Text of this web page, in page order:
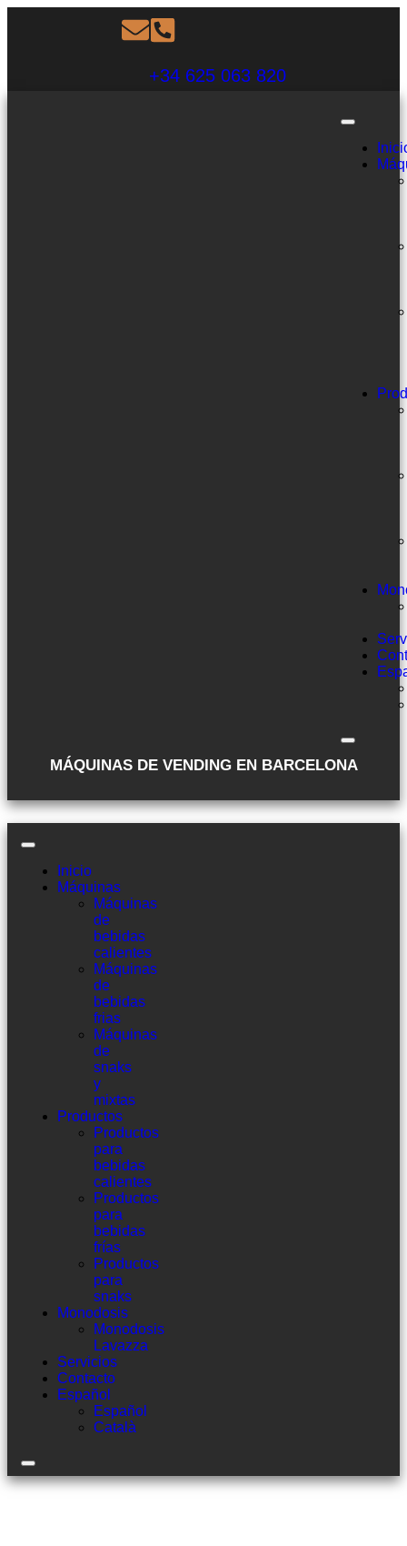
+34 625 063 820
MÁQUINAS DE VENDING EN BARCELONA
Inicio
Máquinas
Máquinas
de
bebidas
calientes
Máquinas
de
bebidas
frias
Máquinas
de
snaks
y
mixtas
Productos
Productos
para
bebidas
calientes
Productos
para
bebidas
frías
Productos
para
snaks
Monodosis
Monodosis
Lavazza
Servicios
Contacto
Español
Español
Català